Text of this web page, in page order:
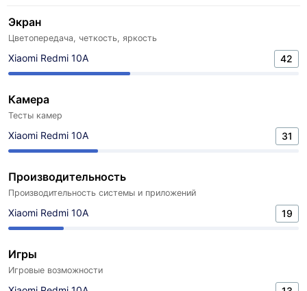
Экран
Цветопередача, четкость, яркость
Xiaomi Redmi 10A 42
Камера
Тесты камер
Xiaomi Redmi 10A 31
Производительность
Производительность системы и приложений
Xiaomi Redmi 10A 19
Игры
Игровые возможности